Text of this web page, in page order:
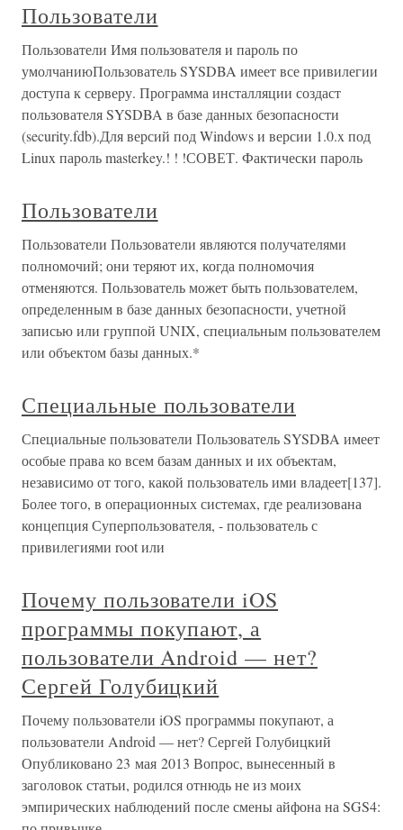
Пользователи
Пользователи Имя пользователя и пароль по
умолчаниюПользователь SYSDBA имеет все привилегии
доступа к серверу. Программа инсталляции создаст
пользователя SYSDBA в базе данных безопасности
(security.fdb).Для версий под Windows и версии 1.0.x под
Linux пароль masterkey.! ! !СОВЕТ. Фактически пароль
Пользователи
Пользователи Пользователи являются получателями
полномочий; они теряют их, когда полномочия
отменяются. Пользователь может быть пользователем,
определенным в базе данных безопасности, учетной
записью или группой UNIX, специальным пользователем
или объектом базы данных.*
Специальные пользователи
Специальные пользователи Пользователь SYSDBA имеет
особые права ко всем базам данных и их объектам,
независимо от того, какой пользователь ими владеет[137].
Более того, в операционных системах, где реализована
концепция Суперпользователя, - пользователь с
привилегиями root или
Почему пользователи iOS
программы покупают, а
пользователи Android — нет?
Сергей Голубицкий
Почему пользователи iOS программы покупают, а
пользователи Android — нет? Сергей Голубицкий
Опубликовано 23 мая 2013 Вопрос, вынесенный в
заголовок статьи, родился отнюдь не из моих
эмпирических наблюдений после смены айфона на SGS4: